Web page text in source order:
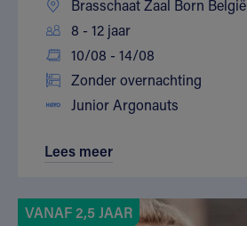
Brasschaat Zaal Born België
8 - 12 jaar
10/08 - 14/08
Zonder overnachting
Junior Argonauts
Lees meer
VANAF 2,5 JAAR